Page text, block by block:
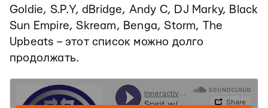
Goldie, S.P.Y, dBridge, Andy C, DJ Marky, Black
Sun Empire, Skream, Benga, Storm, The
Upbeats – этот список можно долго
продолжать.